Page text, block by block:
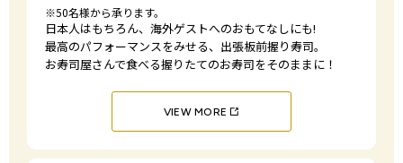
※50名様から承ります。
日本人はもちろん、海外ゲストへのおもてなしにも!
最高のパフォーマンスをみせる、出張板前握り寿司。
お寿司屋さんで食べる握りたてのお寿司をそのままに！
VIEW MORE